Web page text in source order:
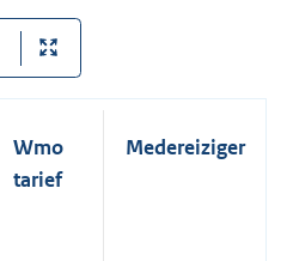
Wmo
tarief
Medereiziger